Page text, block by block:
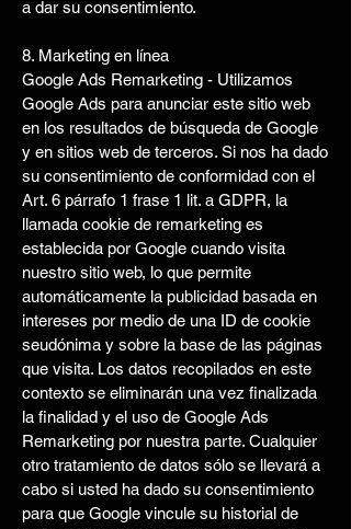
a dar su consentimiento.
8. Marketing en línea
Google Ads Remarketing - Utilizamos
Google Ads para anunciar este sitio web
en los resultados de búsqueda de Google
y en sitios web de terceros. Si nos ha dado
su consentimiento de conformidad con el
Art. 6 párrafo 1 frase 1 lit. a GDPR, la
llamada cookie de remarketing es
establecida por Google cuando visita
nuestro sitio web, lo que permite
automáticamente la publicidad basada en
intereses por medio de una ID de cookie
seudónima y sobre la base de las páginas
que visita. Los datos recopilados en este
contexto se eliminarán una vez finalizada
la finalidad y el uso de Google Ads
Remarketing por nuestra parte. Cualquier
otro tratamiento de datos sólo se llevará a
cabo si usted ha dado su consentimiento
para que Google vincule su historial de